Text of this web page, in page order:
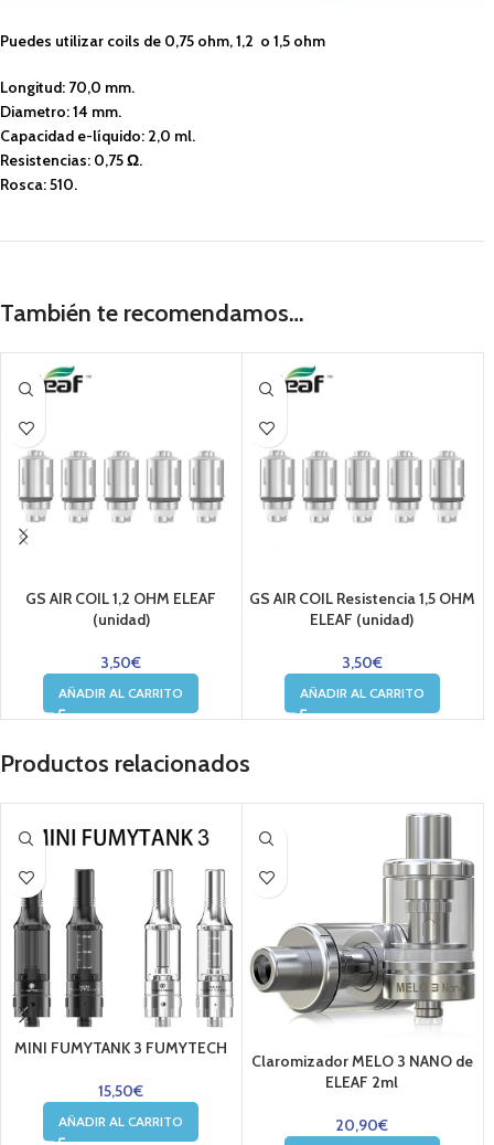
Puedes utilizar coils de 0,75 ohm, 1,2 o 1,5 ohm
Longitud: 70,0 mm.
Diametro: 14 mm.
Capacidad e-líquido: 2,0 ml.
Resistencias: 0,75 Ω.
Rosca: 510.
También te recomendamos…
GS AIR COIL 1,2 OHM ELEAF
(unidad)
3,50€
AÑADIR AL CARRITO
GS AIR COIL Resistencia 1,5 OHM
ELEAF (unidad)
3,50€
AÑADIR AL CARRITO
Productos relacionados
MINI FUMYTANK 3 FUMYTECH
15,50€
AÑADIR AL CARRITO
Claromizador MELO 3 NANO de
ELEAF 2ml
20,90€